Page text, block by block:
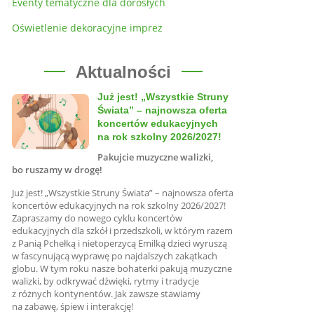
Eventy tematyczne dla dorosłych
Oświetlenie dekoracyjne imprez
Aktualności
Już jest! „Wszystkie Struny
Świata” – najnowsza oferta
koncertów edukacyjnych
na rok szkolny 2026/2027!
Pakujcie muzyczne walizki,
bo ruszamy w drogę!
Już jest! „Wszystkie Struny Świata” – najnowsza oferta
koncertów edukacyjnych na rok szkolny 2026/2027!
Zapraszamy do nowego cyklu koncertów
edukacyjnych dla szkół i przedszkoli, w którym razem
z Panią Pchełką i nietoperzycą Emilką dzieci wyruszą
w fascynującą wyprawę po najdalszych zakątkach
globu. W tym roku nasze bohaterki pakują muzyczne
walizki, by odkrywać dźwięki, rytmy i tradycje
z różnych kontynentów. Jak zawsze stawiamy
na zabawę, śpiew i interakcję!